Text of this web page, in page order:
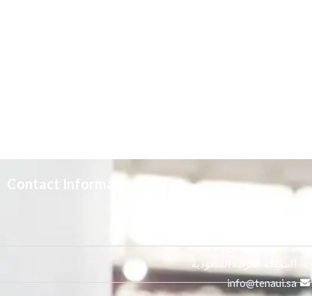
Contact Information
النور, الرياض 14271,
المملكة العربية السعودية
info@tenaui.sa